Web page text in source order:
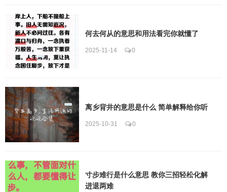
何去何从的意思和用法看完你就懂了
2025-11-14 0
离乡背井的意思是什么 简单解释给你听
2025-10-31 0
寸步难行是什么意思 教你三招轻松化解
进退两难